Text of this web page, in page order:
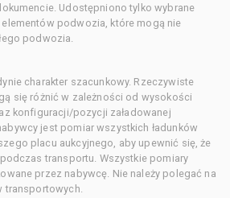
Udostępniono tylko wybrane
podwozia, które mogą nie
podwozia.
charakter szacunkowy. Rzeczywiste
się różnić w zależności od wysokości
konfiguracji/pozycji załadowanej
jest pomiar wszystkich ładunków
placu aukcyjnego, aby upewnić się, że
transportu. Wszystkie pomiary
przez nabywcę. Nie należy polegać na
transportowych.